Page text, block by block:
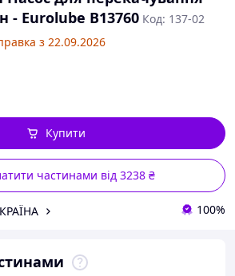
- Eurolube B13760 Код: 137-02
з 22.09.2026
частинами від 3238 ₴
Купити
100%